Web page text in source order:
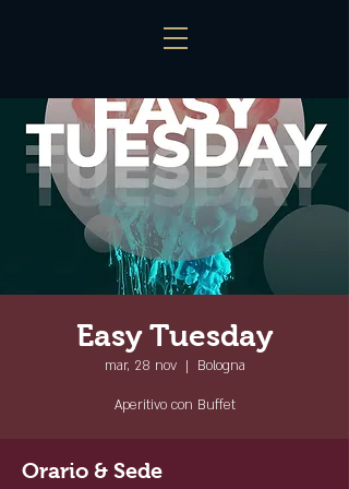
Easy Tuesday
mar, 28 nov
  |
Bologna
Aperitivo con Buffet
Orario & Sede